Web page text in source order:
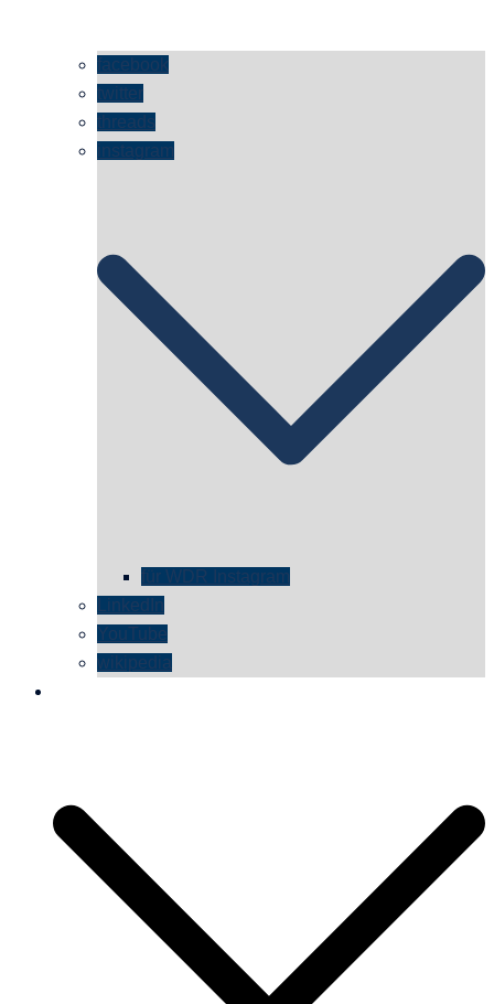
facebook
twitter
threads
instagram
für WDR Instagram
LinkedIn
YouTube
wikipedia